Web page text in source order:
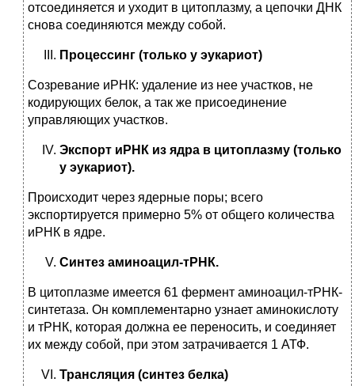
отсоединяется и уходит в цитоплазму, а цепочки ДНК
снова соединяются между собой.
Процессинг (только у эукариот)
Созревание иРНК: удаление из нее участков, не
кодирующих белок, а так же присоединение
управляющих участков.
Экспорт иРНК из ядра в цитоплазму (только
у эукариот).
Происходит через ядерные поры; всего
экспортируется примерно 5% от общего количества
иРНК в ядре.
Синтез аминоацил-тРНК.
В цитоплазме имеется 61 фермент аминоацил-тРНК-
синтетаза. Он комплементарно узнает аминокислоту
и тРНК, которая должна ее переносить, и соединяет
их между собой, при этом затрачивается 1 АТФ.
Трансляция (синтез белка)